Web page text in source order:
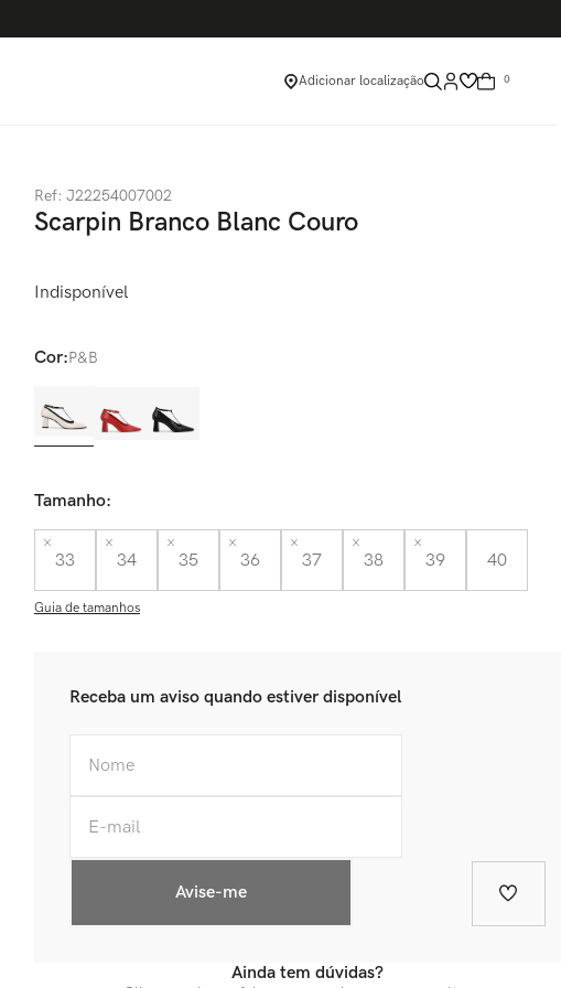
Adicionar localização 0
Ref: J22254007002
Scarpin Branco Blanc Couro
Indisponível
Cor:P&B
Tamanho
33 34 35 36 37 38 39 40
Guia de tamanhos
Ainda tem dúvidas?